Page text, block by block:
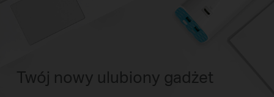
Twój nowy ulubiony gadżet